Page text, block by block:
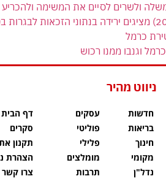
ולשרים לסיים את המשימה
כרמל
וגנבו ממנו רכוש
ניווט מהיר
חדשות
בריאות
חינוך
מקומי
נדל"ן
עסקים
פוליטי
פלילי
מומלצים
תרבות
דף הבית
סקרים
תקנון
הצהרת
צרו קשר